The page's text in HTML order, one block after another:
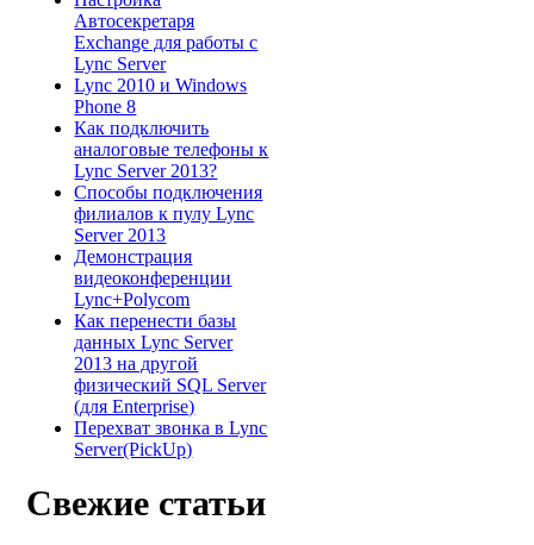
Автосекретаря
Exchange для работы с
Lync Server
Lync 2010 и Windows
Phone 8
Как подключить
аналоговые телефоны к
Lync Server 2013?
Способы подключения
филиалов к пулу Lync
Server 2013
Демонстрация
видеоконференции
Lync+Polycom
Как перенести базы
данных Lync Server
2013 на другой
физический SQL Server
(для Enterprise)
Перехват звонка в Lync
Server(PickUp)
Свежие статьи